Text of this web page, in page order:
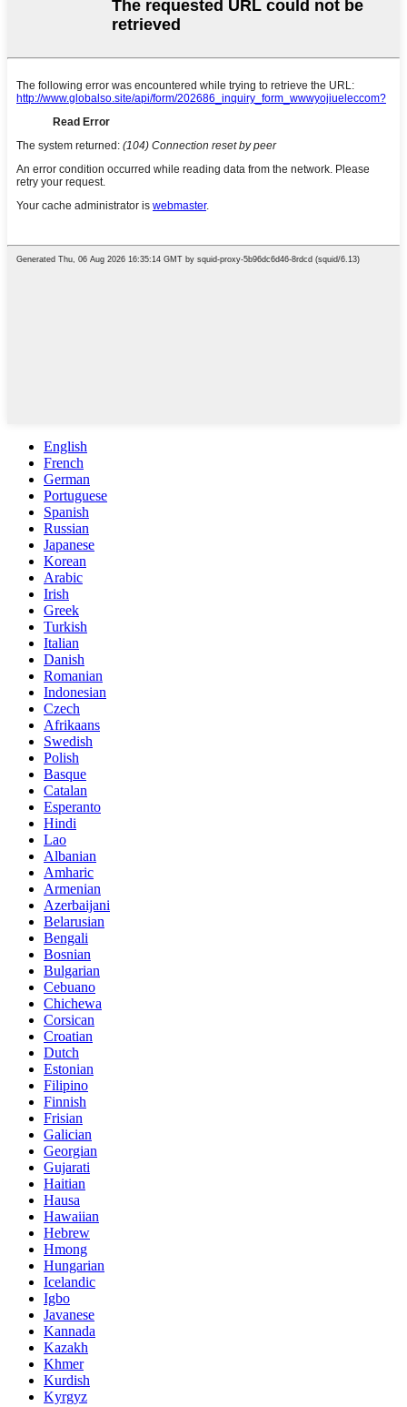
English
French
German
Portuguese
Spanish
Russian
Japanese
Korean
Arabic
Irish
Greek
Turkish
Italian
Danish
Romanian
Indonesian
Czech
Afrikaans
Swedish
Polish
Basque
Catalan
Esperanto
Hindi
Lao
Albanian
Amharic
Armenian
Azerbaijani
Belarusian
Bengali
Bosnian
Bulgarian
Cebuano
Chichewa
Corsican
Croatian
Dutch
Estonian
Filipino
Finnish
Frisian
Galician
Georgian
Gujarati
Haitian
Hausa
Hawaiian
Hebrew
Hmong
Hungarian
Icelandic
Igbo
Javanese
Kannada
Kazakh
Khmer
Kurdish
Kyrgyz